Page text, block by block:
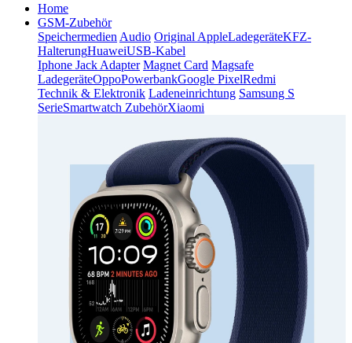
Home
GSM-Zubehör
Speichermedien Audio Original AppleLadegeräteKFZ-
HalterungHuaweiUSB-Kabel
Iphone Jack Adapter Magnet Card Magsafe
LadegeräteOppoPowerbankGoogle PixelRedmi
Technik & Elektronik Ladeneinrichtung Samsung S
SerieSmartwatch ZubehörXiaomi